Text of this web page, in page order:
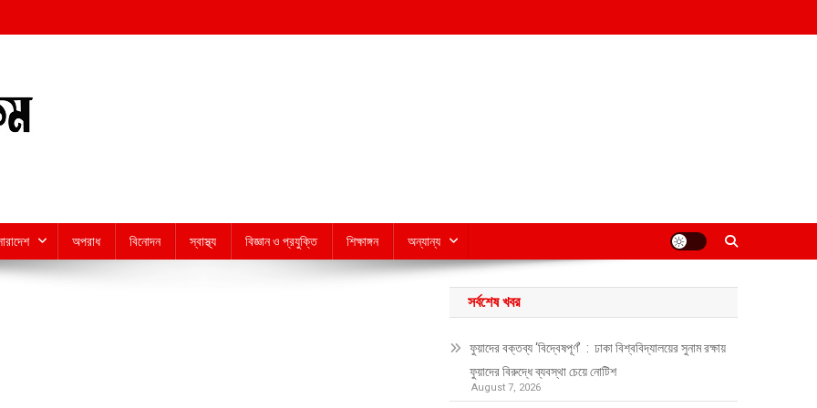
অপরাধ বিনোদন স্বাস্থ্য বিজ্ঞান ও প্রযুক্তি শিক্ষাঙ্গন অন্যান্য
সর্বশেষ খবর
ফুয়াদের বক্তব্য ‘বিদ্বেষপূর্ণ’ : ঢাকা বিশ্ববিদ্যালয়ের সুনাম রক্ষায়
ফুয়াদের বিরুদ্ধে ব্যবস্থা চেয়ে নোটিশ
August 7, 2026